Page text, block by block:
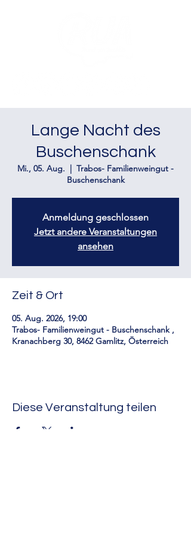
Lange Nacht des
Buschenschank
Mi., 05. Aug.
  |
Trabos- Familienweingut -
Buschenschank
Anmeldung geschlossen
Jetzt andere Veranstaltungen
ansehen
Zeit & Ort
05. Aug. 2026, 19:00
Trabos- Familienweingut - Buschenschank ,
Kranachberg 30, 8462 Gamlitz, Österreich
Diese Veranstaltung teilen